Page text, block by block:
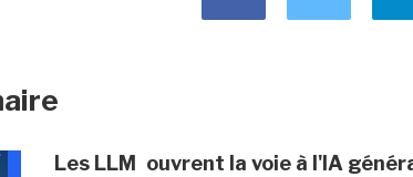
Les LLM ouvrent la voie à l'IA